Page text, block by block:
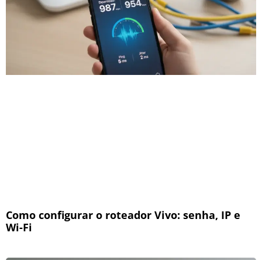
Como configurar o roteador Vivo: senha, IP e
Wi-Fi